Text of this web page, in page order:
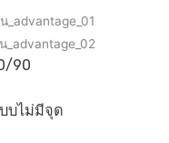
90
บไม่มีจุด